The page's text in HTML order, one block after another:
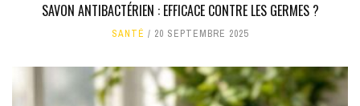
SAVON ANTIBACTÉRIEN : EFFICACE CONTRE LES GERMES ?
SANTÉ 20 SEPTEMBRE 2025